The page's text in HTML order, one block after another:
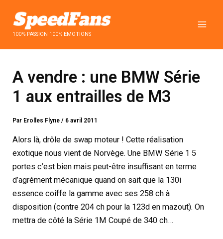
contenu100% PASSION 100% EMOTIONS
A vendre : une BMW Série
1 aux entrailles de M3
Par Erolles Flyne/ 6 avril 2011
Alors là, drôle de swap moteur ! Cette réalisation
exotique nous vient de Norvège. Une BMW Série 1 5
portes c’est bien mais peut-être insuffisant en terme
d’agrément mécanique quand on sait que la 130i
essence coiffe la gamme avec ses 258 ch à
disposition (contre 204 ch pour la 123d en mazout). On
mettra de côté la Série 1M Coupé de 340 ch…